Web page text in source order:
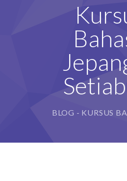
KONTAK KAMI
DAFTAR GURU
BLOG - KURSUS